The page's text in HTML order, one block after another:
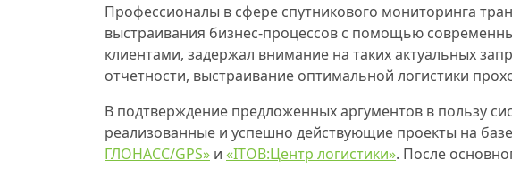
Профессионалы в сфере спутникового мониторинга
выстраивания бизнес-процессов с помощью
клиентами, задержал внимание на таких актуальных
отчетности, выстраивание оптимальной логистики
В подтверждение предложенных аргументов в пользу
реализованные и успешно действующие проекты на
ГЛОНАСС/GPS» и «ITOB:Центр логистики». После